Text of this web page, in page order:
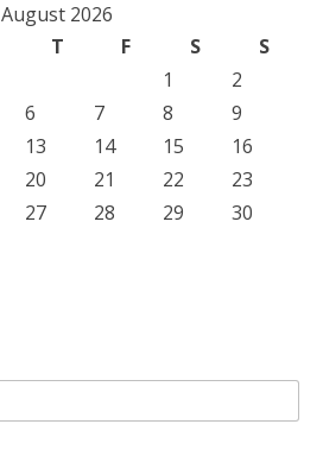
August 2026
T F S
S
1
2
6 7 8
9
13 14 15
16
20 21 22
23
27 28 29
30